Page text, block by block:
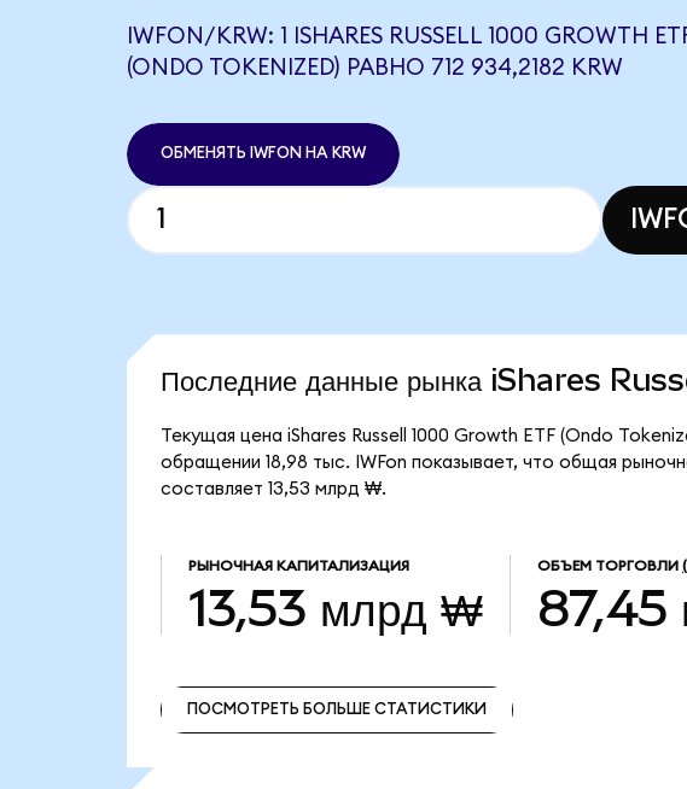
IWFON/KRW: 1 ISHARES RUSSELL 1000 GROWTH
(ONDO TOKENIZED) РАВНО 712 934,2182 KRW
ОБМЕНЯТЬ IWFON НА KRW
Последние данные рынка iShares
Текущая цена iShares Russell 1000 Growth ETF (Ondo
обращении 18,98 тыс. IWFon показывает, что общая
составляет 13,53 млрд ₩.
РЫНОЧНАЯ КАПИТАЛИЗАЦИЯ
13,53 млрд ₩
ОБЪЕМ ТОРГОВЛИ
87,45
ПОСМОТРЕТЬ БОЛЬШЕ СТАТИСТИКИ